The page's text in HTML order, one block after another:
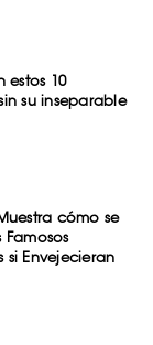
estos 10
su inseparable
cómo se
Famosos
si Envejecieran